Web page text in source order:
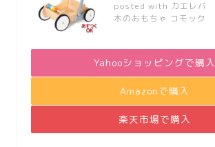
posted with カエレバ
木のおもちゃ コモック
Yahooショッピングで購入
Amazonで購入
楽天市場で購入